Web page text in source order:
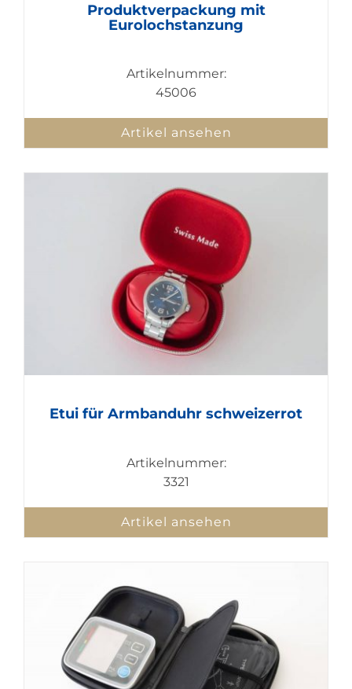
Produktverpackung mit
Eurolochstanzung
Artikelnummer:
45006
Artikel ansehen
Etui für Armbanduhr schweizerrot
Artikelnummer:
3321
Artikel ansehen